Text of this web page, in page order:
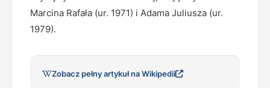
Marcina Rafała (ur. 1971) i Adama Juliusza (ur.
1979).
Zobacz pełny artykuł na Wikipedii